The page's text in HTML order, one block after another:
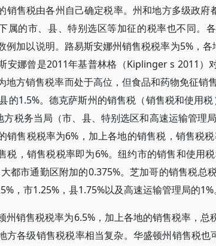
销售税由各州自己确定税率。州和地方多级政
属的市、县、特别选区等加征的税率也不同。
例加以说明。路易斯安娜州销售税税率为5%，
安娜曾是2011年基普林格（Kiplinger s 2011）
地方销售税率而处于高位，但食品和药物免征销
的1.5%。德克萨斯州的销售税（销售税和使用
方税务当局（市、县、特别选区和高速运输管理
销售税税率为6%，加上各地的销售税，销售税
税，销售税税率即为6%。纽约市的销售和使用
都市通勤区附加的0.375%。芝加哥的销售税总
，市1.25%，县1.75%以及高速运输管理局的1%。
州销售税税率为6.5%，加上各地的销售税率，
方各级销售税税率相当复杂。华盛顿州销售税